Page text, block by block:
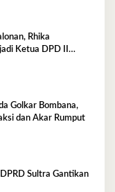
Rhika
Ketua DPD II
Golkar Bombana,
dan Akar Rumput
Sultra Gantikan